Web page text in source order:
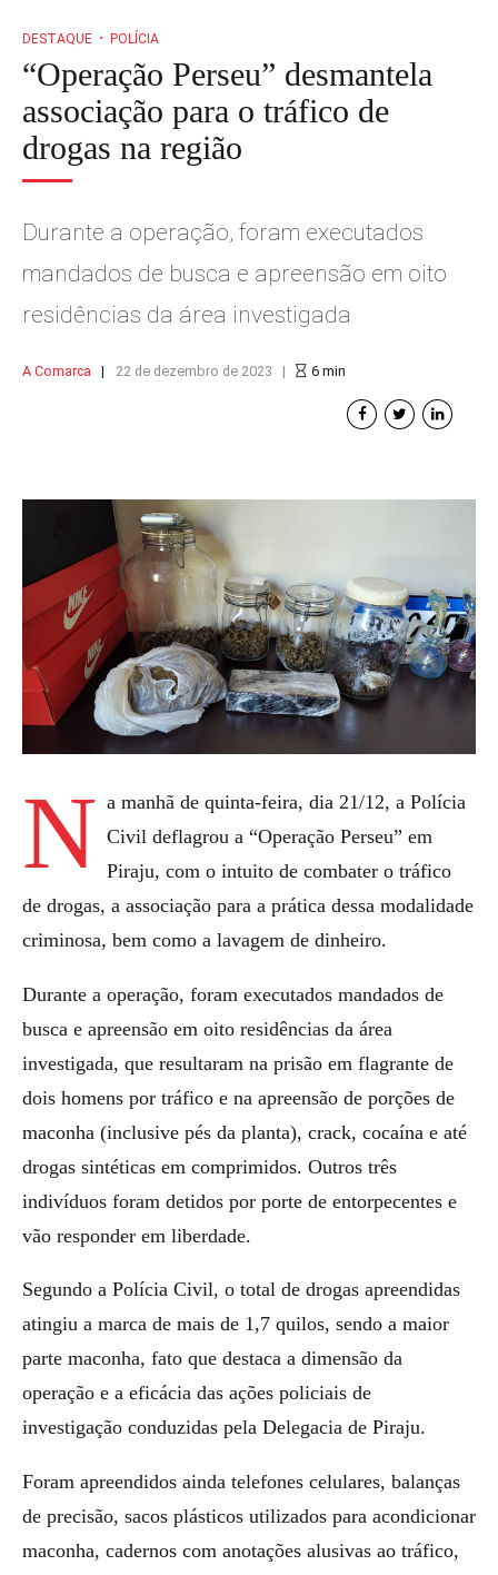
DESTAQUE POLÍCIA
“Operação Perseu” desmantela
associação para o tráfico de
drogas na região
Durante a operação, foram executados
mandados de busca e apreensão em oito
residências da área investigada
A Comarca 22 de dezembro de 2023 6 min
N a manhã de quinta-feira, dia 21/12, a Polícia
Civil deflagrou a “Operação Perseu” em
Piraju, com o intuito de combater o tráfico
de drogas, a associação para a prática dessa modalidade
criminosa, bem como a lavagem de dinheiro.
Durante a operação, foram executados mandados de
busca e apreensão em oito residências da área
investigada, que resultaram na prisão em flagrante de
dois homens por tráfico e na apreensão de porções de
maconha (inclusive pés da planta), crack, cocaína e até
drogas sintéticas em comprimidos. Outros três
indivíduos foram detidos por porte de entorpecentes e
vão responder em liberdade.
Segundo a Polícia Civil, o total de drogas apreendidas
atingiu a marca de mais de 1,7 quilos, sendo a maior
parte maconha, fato que destaca a dimensão da
operação e a eficácia das ações policiais de
investigação conduzidas pela Delegacia de Piraju.
Foram apreendidos ainda telefones celulares, balanças
de precisão, sacos plásticos utilizados para acondicionar
maconha, cadernos com anotações alusivas ao tráfico,